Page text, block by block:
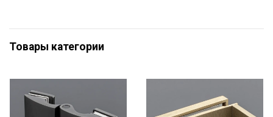
Товары категории